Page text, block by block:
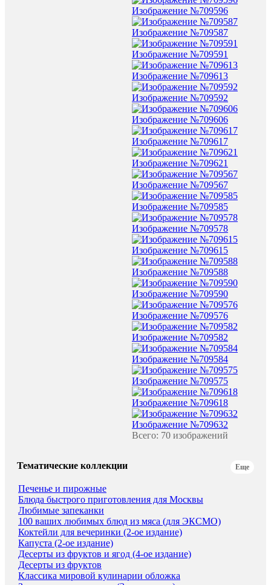
Изображение №709596
Изображение №709587
Изображение №709591
Изображение №709613
Изображение №709592
Изображение №709606
Изображение №709617
Изображение №709621
Изображение №709567
Изображение №709585
Изображение №709578
Изображение №709615
Изображение №709588
Изображение №709590
Изображение №709576
Изображение №709582
Изображение №709584
Изображение №709575
Изображение №709618
Изображение №709632
Всего: 70 изображений
Тематические коллекции Еще
Печенье и пирожные
Блюда быстрого приготовления для Москвы
Любимые запеканки
100 ваших любимых блюд из мяса (для ЭКСМО)
Коктейли для вечеринки (2-ое издание)
Капуста (2-ое издание)
Десерты из фруктов и ягод (4-ое издание)
Десерты из фруктов
Классика мировой кулинарии обложка